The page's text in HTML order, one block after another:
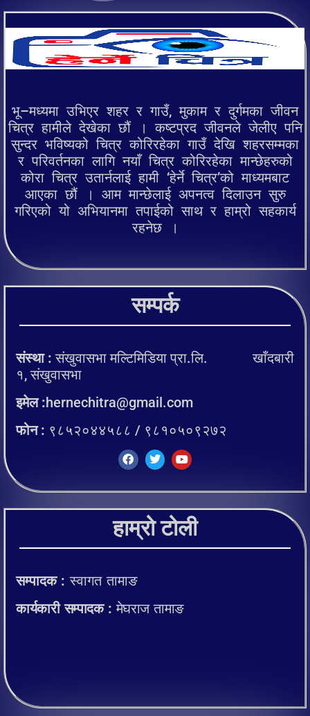
भू–मध्यमा उभिएर शहर र गाउँ, मुकाम र दुर्गमका जीवन
चित्र हामीले देखेका छौं । कष्टप्रद जीवनले जेलीए पनि
सुन्दर भविष्यको चित्र कोरिरहेका गाउँ देखि शहरसम्मका
र परिवर्तनका लागि नयाँ चित्र कोरिरहेका मान्छेहरुको
कोरा चित्र उतार्नलाई हामी ‘हेर्ने चित्र’को माध्यमबाट
आएका छौं । आम मान्छेलाई अपनत्व दिलाउन सुरु
गरिएको यो अभियानमा तपाईको साथ र हाम्रो सहकार्य
रहनेछ ।
सम्पर्क
संस्था : संखुवासभा मल्टिमिडिया प्रा.लि. खाँदबारी
१, संखुवासभा
इमेल :hernechitra@gmail.com
फोन : ९८५२०४४५८८ / ९८१०५०९२७२
हाम्रो टोली
सम्पादक :स्वागत तामाङ
कार्यकारी सम्पादक :मेघराज तामाङ